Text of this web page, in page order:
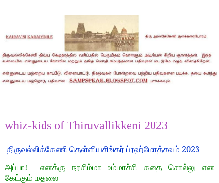
whiz-kids of Thiruvallikkeni 2023
திருவல்லிக்கேணி தெள்ளியசிங்கர் ப்ரஹ்மோத்சவம் 2023
அப்பா! எனக்கு நரசிம்மா உம்மாச்சி கதை சொல்லு என
கேட்கும் மதலை